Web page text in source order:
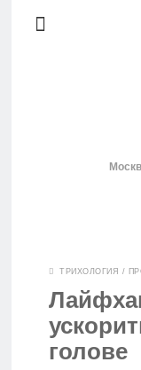
ТРИХОЛОГИЯ /
голове